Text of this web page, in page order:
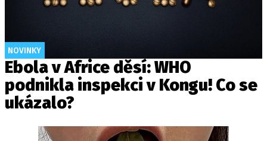
NOVINKY
Ebola v Africe děsí: WHO
podnikla inspekci v Kongu! Co se
ukázalo?